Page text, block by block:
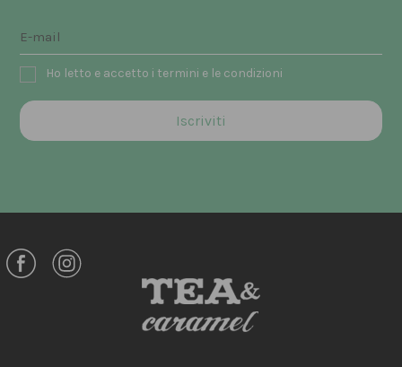
Ho letto e accetto i termini e le condizioni